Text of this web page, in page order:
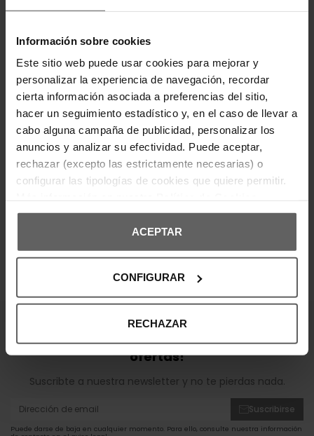
Información sobre cookies
Este sitio web puede usar cookies para mejorar y
personalizar la experiencia de navegación, recordar
cierta información asociada a preferencias del sitio,
hacer un seguimiento estadístico y, en el caso de llevar a
cabo alguna campaña de publicidad, personalizar los
anuncios y analizar su efectividad. Puede aceptar,
rechazar (excepto las estrictamente necesarias) o
configurar las tipologías de cookies que quiere permitir.
ACEPTAR
CONFIGURAR
RECHAZAR
garantiza comodidad durante todo el día.
Emporio Armani y detalles decorativos que aportan
un toque sofisticado y contemporáneo. En la parte
posterior incorpora un discreto logo estampado
que refuerza la identidad de la marca. Una prenda
versátil ideal para completar looks casuales con
estilo deportivo.
Composición: 95% algodón, 5% elastano.
DETALLES DEL PRODUCTO
DEVOLUCIONES Y CAMBIOS
INFORMACIÓN ENVÍOS
OPINIONES DE CLIENTES
¡Entérate de todas las novedades y
ofertas!
Suscribte a nuestra newsletter y no te pierdas nada.
Suscribirse
Puede darse de baja en cualquier momento. Para ello, consulte nuestra información